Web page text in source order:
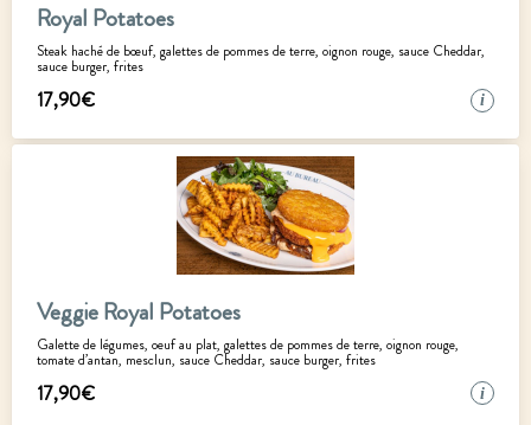
Royal Potatoes
Steak haché de bœuf, galettes de pommes de terre, oignon rouge, sauce Cheddar,
sauce burger, frites
17,90€ i
Veggie Royal Potatoes
Galette de légumes, oeuf au plat, galettes de pommes de terre, oignon rouge,
tomate d’antan, mesclun, sauce Cheddar, sauce burger, frites
17,90€ i